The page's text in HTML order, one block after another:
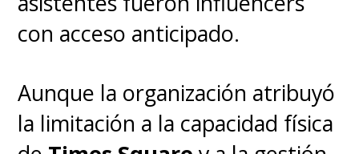
con acceso anticipado.
Aunque la organización atribuyó
la limitación a la capacidad física